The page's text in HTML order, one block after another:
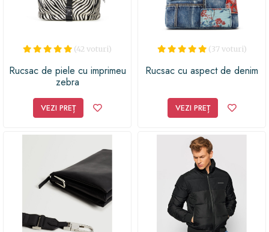
(42 voturi)
Rucsac de piele cu imprimeu
zebra
VEZI PREȚ
(37 voturi)
Rucsac cu aspect de denim
VEZI PREȚ